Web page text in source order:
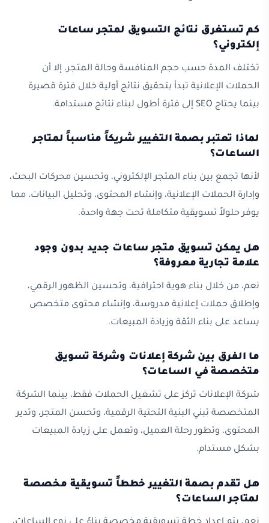
كم تستغرق نتائج التسويق لمتجر ساعات
إلكتروني؟
تختلف المدة حسب حجم المنافسة وحالة المتجر، إلا أن
الحملات الإعلانية تبدأ بتحقيق نتائج أولية خلال فترة قصيرة
بينما يحتاج SEO إلى فترة أطول لبناء نتائج مستدامة.
لماذا تعتبر بصمة التغيير شريكاً مناسباً لمتاجر
الساعات؟
لأنها تجمع بين بناء المتجر الإلكتروني، وتحسين محركات البحث،
وإدارة الحملات الإعلانية، وإنشاء المحتوى، وتحليل البيانات، مما
يوفر حلولاً تسويقية متكاملة تحت جهة واحدة.
هل يمكن تسويق متجر ساعات جديد بدون وجود
علامة تجارية معروفة؟
نعم، من خلال بناء هوية احترافية، وتحسين الظهور الرقمي،
وإطلاق حملات إعلانية مدروسة، وإنشاء محتوى متخصص
يساعد على بناء الثقة وزيادة المبيعات.
ما الفرق بين شركة إعلانات وشركة تسويق
متخصصة في الساعات؟
شركة الإعلانات تركز على تشغيل الحملات فقط، بينما الشركة
المتخصصة تبني البنية التحتية الرقمية، وتحسن المتجر، وتدير
المحتوى، وتطور رحلة العميل، وتعمل على زيادة المبيعات
بشكل مستدام.
هل تقدم بصمة التغيير خططاً تسويقية مخصصة
لمتاجر الساعات؟